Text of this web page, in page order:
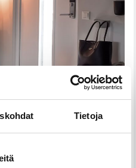
Tietoja
Function Narvik